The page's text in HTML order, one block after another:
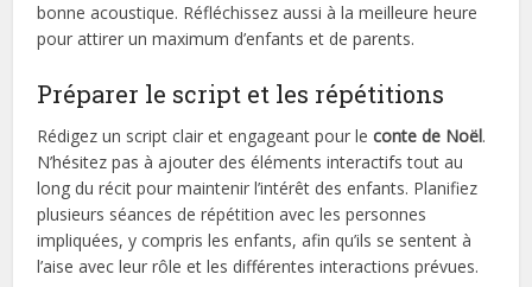
bonne acoustique. Réfléchissez aussi à la meilleure heure
pour attirer un maximum d’enfants et de parents.
Préparer le script et les répétitions
Rédigez un script clair et engageant pour leconte de Noël.
N’hésitez pas à ajouter des éléments interactifs tout au
long du récit pour maintenir l’intérêt des enfants. Planifiez
plusieurs séances de répétition avec les personnes
impliquées, y compris les enfants, afin qu’ils se sentent à
l’aise avec leur rôle et les différentes interactions prévues.